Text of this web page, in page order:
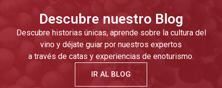
Descubre nuestro Blog
Descubre historias únicas, aprende sobre la cultura del
vino y déjate guiar por nuestros expertos
a través de catas y experiencias de enoturismo.
IR AL BLOG